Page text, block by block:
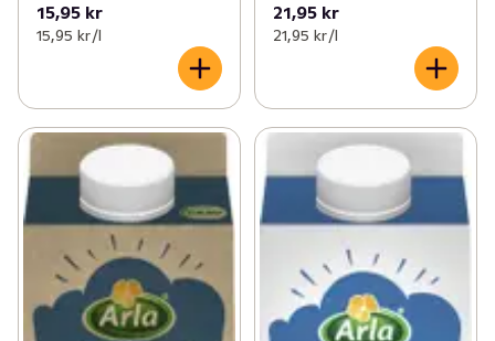
15,95 kr
15,95 kr /l
21,95 kr
21,95 kr /l